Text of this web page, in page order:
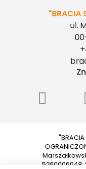
"BRACIA
ul.
"BRACIA